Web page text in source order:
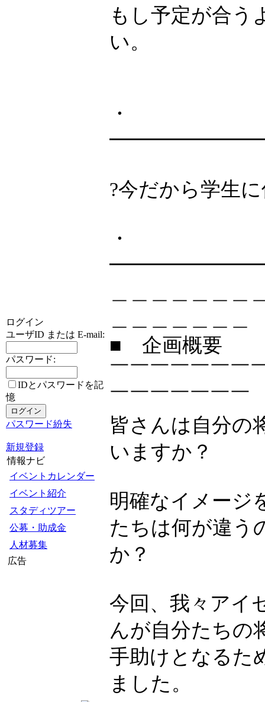
ログイン
ユーザID または E-mail:
パスワード:
IDとパスワードを記
憶
パスワード紛失
新規登録
情報ナビ
イベントカレンダー
イベント紹介
スタディツアー
公募・助成金
人材募集
広告
もし予定が合う
い。
・
?今だから学生
・
■ 企画概要
￣￣￣￣￣￣￣
￣￣￣￣￣￣￣
皆さんは自分の
いますか？
明確なイメージ
たちは何が違う
か？
今回、我々アイ
んが自分たちの
手助けとなるた
ました。